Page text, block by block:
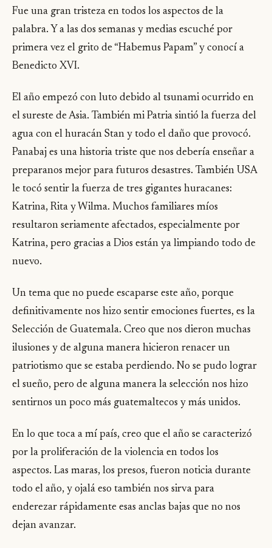
Fue una gran tristeza en todos los aspectos de la
palabra. Y a las dos semanas y medias escuché por
primera vez el grito de “Habemus Papam” y conocí a
Benedicto XVI.
El año empezó con luto debido al tsunami ocurrido en
el sureste de Asia. También mi Patria sintió la fuerza del
agua con el huracán Stan y todo el daño que provocó.
Panabaj es una historia triste que nos debería enseñar a
preparanos mejor para futuros desastres. También USA
le tocó sentir la fuerza de tres gigantes huracanes:
Katrina, Rita y Wilma. Muchos familiares míos
resultaron seriamente afectados, especialmente por
Katrina, pero gracias a Dios están ya limpiando todo de
nuevo.
Un tema que no puede escaparse este año, porque
definitivamente nos hizo sentir emociones fuertes, es la
Selección de Guatemala. Creo que nos dieron muchas
ilusiones y de alguna manera hicieron renacer un
patriotismo que se estaba perdiendo. No se pudo lograr
el sueño, pero de alguna manera la selección nos hizo
sentirnos un poco más guatemaltecos y más unidos.
En lo que toca a mí país, creo que el año se caracterizó
por la proliferación de la violencia en todos los
aspectos. Las maras, los presos, fueron noticia durante
todo el año, y ojalá eso también nos sirva para
enderezar rápidamente esas anclas bajas que no nos
dejan avanzar.